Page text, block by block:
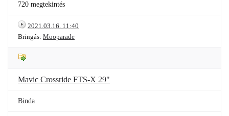
720 megtekintés
2021.03.16. 11:40
Bringás: Mooparade
Mavic Crossride FTS-X 29"
Binda